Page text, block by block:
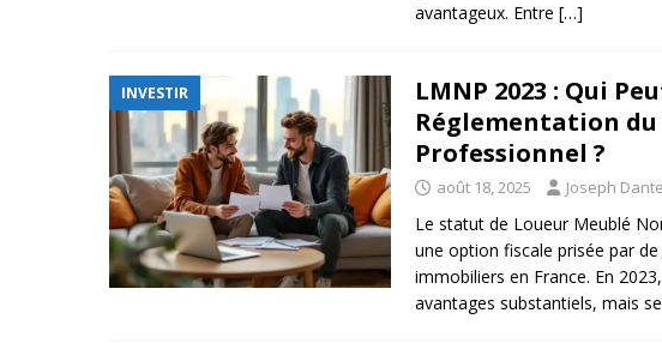
avantageux. Entre […]
INVESTIR
LMNP 2023 : Qui
Réglementation
Professionnel ?
août 18, 2025 Joseph Dante
Le statut de Loueur Meublé
une option fiscale prisée par
immobiliers en France. En
avantages substantiels, mais